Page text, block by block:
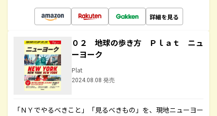
詳細を見る
０２ 地球の歩き方 Ｐｌａｔ ニュ
ーヨーク
Plat
2024.08.08 発売
「ＮＹでやるべきこと」「見るべきもの」を、現地ニューヨー